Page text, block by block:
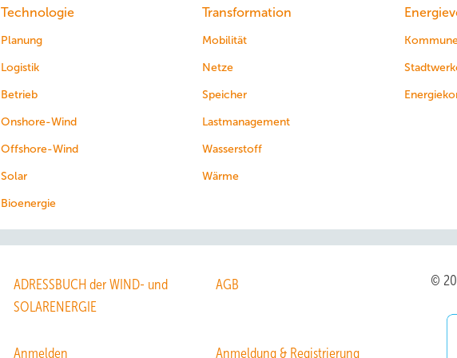
Technologie
Planung
Logistik
Betrieb
Onshore-Wind
Offshore-Wind
Solar
Bioenergie
Transformation
Mobilität
Netze
Speicher
Lastmanagement
Wasserstoff
Wärme
ADRESSBUCH der WIND- und
SOLARENERGIE
AGB
Anmelden Anmeldung & Registrierung
©